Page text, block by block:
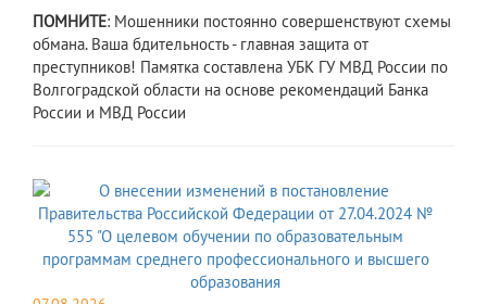
ПОМНИТЕ: Мошенники постоянно совершенствуют схемы
обмана. Ваша бдительность - главная защита от
преступников! Памятка составлена УБК ГУ МВД России по
Волгоградской области на основе рекомендаций Банка
России и МВД России